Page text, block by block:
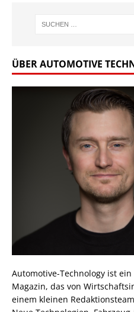
ÜBER AUTOMOTIVE
Automotive-Technology ist
Magazin, das von
einem kleinen